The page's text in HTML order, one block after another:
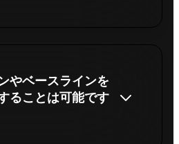
やベースラインを
ることは可能です